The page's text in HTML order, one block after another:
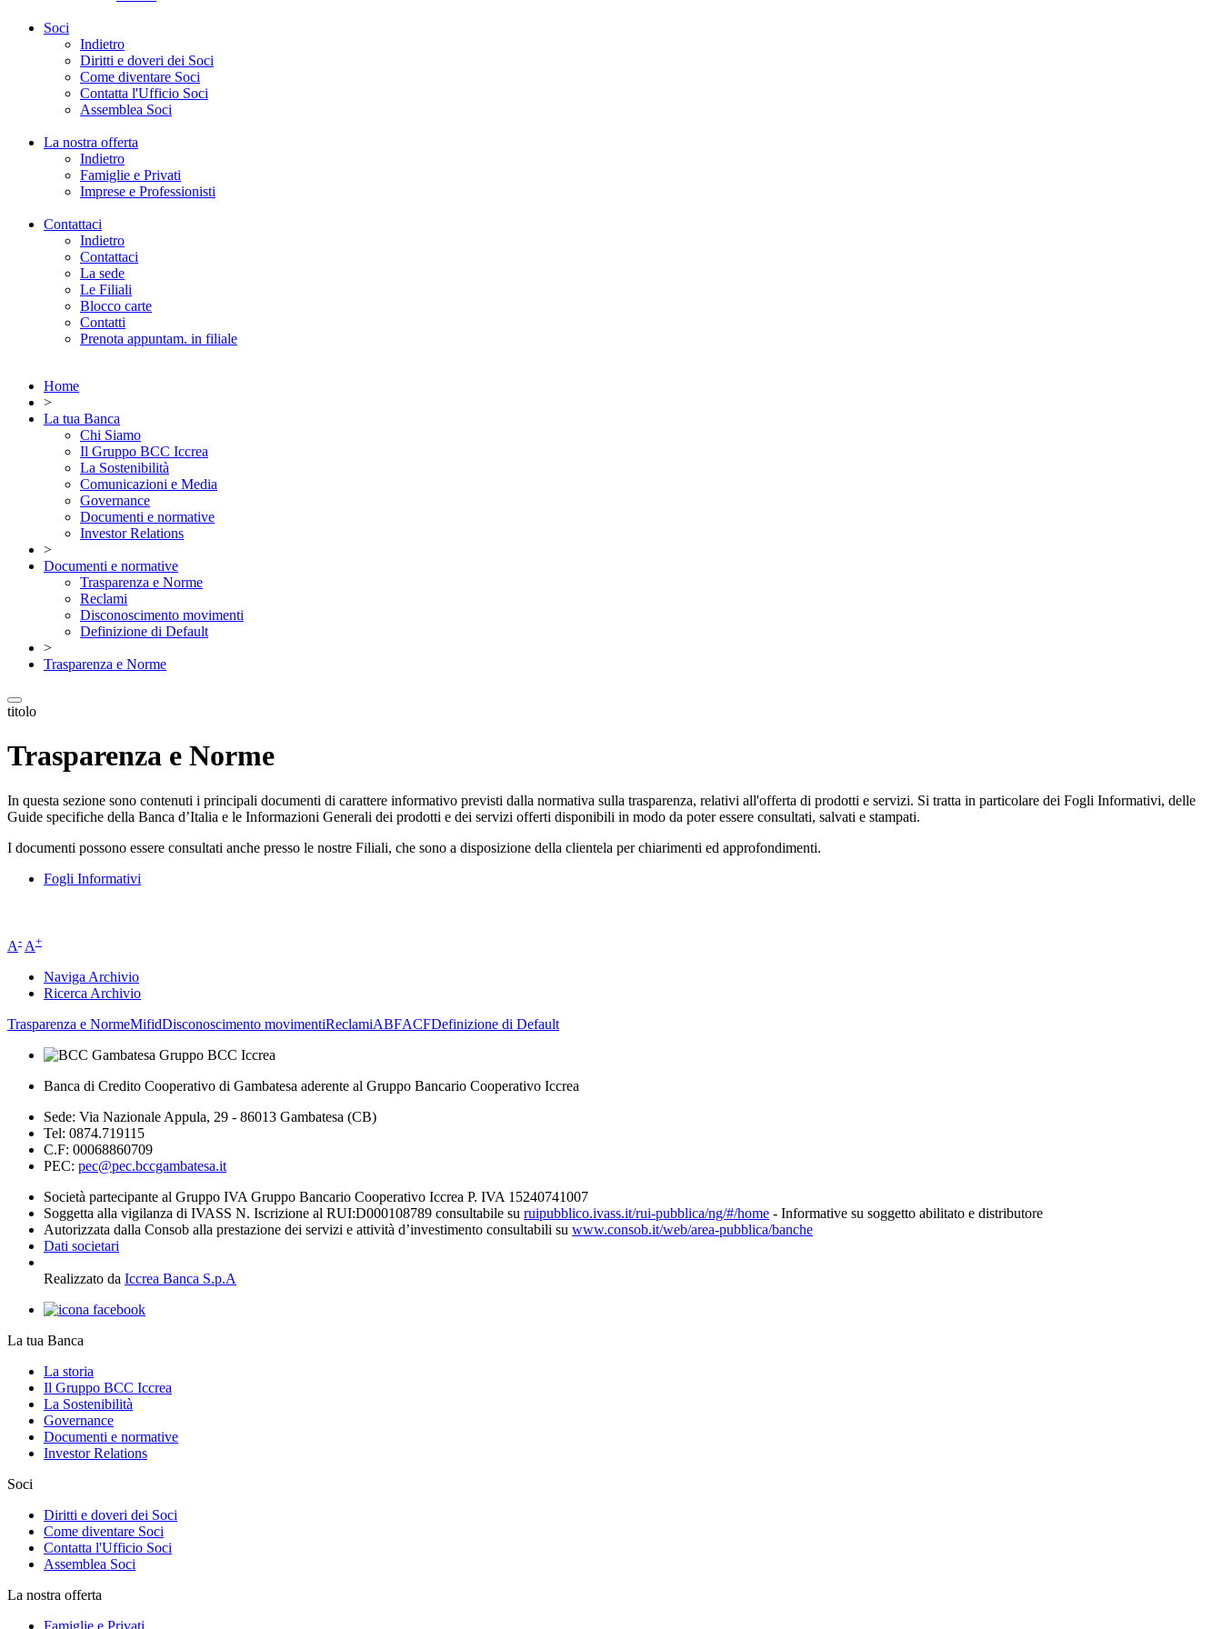
Soci
Indietro
Diritti e doveri dei Soci
Come diventare Soci
Contatta l'Ufficio Soci
Assemblea Soci
La nostra offerta
Indietro
Famiglie e Privati
Imprese e Professionisti
Contattaci
Indietro
Contattaci
La sede
Le Filiali
Blocco carte
Contatti
Prenota appuntam. in filiale
Home
>
La tua Banca
Chi Siamo
Il Gruppo BCC Iccrea
La Sostenibilità
Comunicazioni e Media
Governance
Documenti e normative
Investor Relations
>
Documenti e normative
Trasparenza e Norme
Reclami
Disconoscimento movimenti
Definizione di Default
>
Trasparenza e Norme
titolo
Trasparenza e Norme
In questa sezione sono contenuti i principali documenti di carattere informativo previsti dalla normativa sulla trasparenza, relativi all'offerta di prodotti e servizi. Si tratta in particolare dei Fogli Informativi, delle
Guide specifiche della Banca d’Italia e le Informazioni Generali dei prodotti e dei servizi offerti disponibili in modo da poter essere consultati, salvati e stampati.
I documenti possono essere consultati anche presso le nostre Filiali, che sono a disposizione della clientela per chiarimenti ed approfondimenti.
Fogli Informativi
A- A+
Naviga Archivio
Ricerca Archivio
Trasparenza e NormeMifidDisconoscimento movimentiReclamiABFACFDefinizione di Default
Banca di Credito Cooperativo di Gambatesa aderente al Gruppo Bancario Cooperativo Iccrea
Sede: Via Nazionale Appula, 29 - 86013 Gambatesa (CB)
Tel: 0874.719115
C.F: 00068860709
PEC: pec@pec.bccgambatesa.it
Società partecipante al Gruppo IVA Gruppo Bancario Cooperativo Iccrea P. IVA 15240741007
Soggetta alla vigilanza di IVASS N. Iscrizione al RUI:D000108789 consultabile su ruipubblico.ivass.it/rui-pubblica/ng/#/home - Informative su soggetto abilitato e distributore
Autorizzata dalla Consob alla prestazione dei servizi e attività d’investimento consultabili su www.consob.it/web/area-pubblica/banche
Dati societari
Realizzato da Iccrea Banca S.p.A
La tua Banca
La storia
Il Gruppo BCC Iccrea
La Sostenibilità
Governance
Documenti e normative
Investor Relations
Soci
Diritti e doveri dei Soci
Come diventare Soci
Contatta l'Ufficio Soci
Assemblea Soci
La nostra offerta